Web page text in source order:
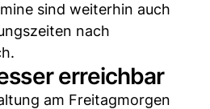
sind weiterhin auch
nach
erreichbar
am Freitagmorgen